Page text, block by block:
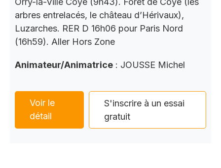
arbres entrelacés, le château d’Hérivaux),
Luzarches. RER D 16h06 pour Paris Nord
(16h59). Aller Hors Zone
Animateur/Animatrice : JOUSSE Michel
Voir le
détail
S'inscrire à un essai
gratuit